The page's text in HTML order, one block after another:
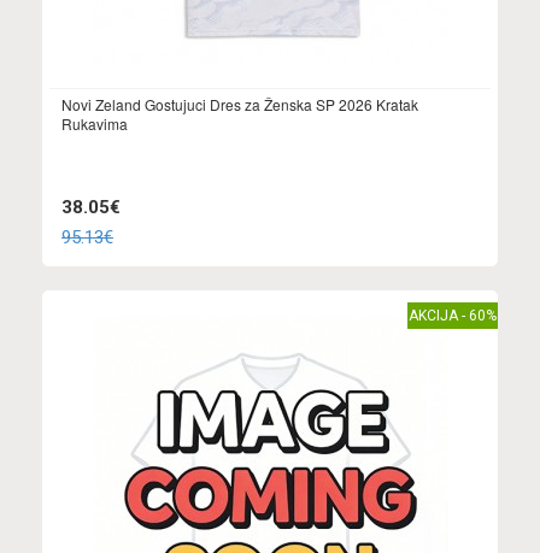
Novi Zeland Gostujuci Dres za Ženska SP 2026 Kratak
Rukavima
38.05€
95.13€
AKCIJA - 60%